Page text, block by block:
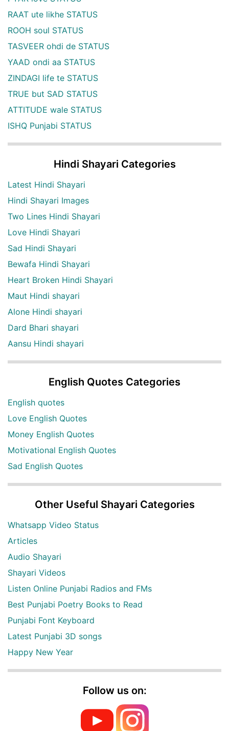
RAAT ute likhe STATUS
ROOH soul STATUS
TASVEER ohdi de STATUS
YAAD ondi aa STATUS
ZINDAGI life te STATUS
TRUE but SAD STATUS
ATTITUDE wale STATUS
ISHQ Punjabi STATUS
Hindi Shayari Categories
Latest Hindi Shayari
Hindi Shayari Images
Two Lines Hindi Shayari
Love Hindi Shayari
Sad Hindi Shayari
Bewafa Hindi Shayari
Heart Broken Hindi Shayari
Maut Hindi shayari
Alone Hindi shayari
Dard Bhari shayari
Aansu Hindi shayari
English Quotes Categories
English quotes
Love English Quotes
Money English Quotes
Motivational English Quotes
Sad English Quotes
Other Useful Shayari Categories
Whatsapp Video Status
Articles
Audio Shayari
Shayari Videos
Listen Online Punjabi Radios and FMs
Best Punjabi Poetry Books to Read
Punjabi Font Keyboard
Latest Punjabi 3D songs
Happy New Year
Follow us on: